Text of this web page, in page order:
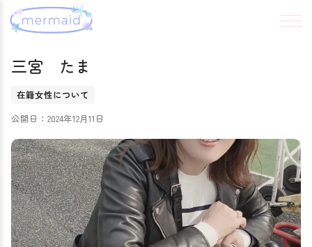
三宮 たま
在籍女性について
公開日：2024年12月11日